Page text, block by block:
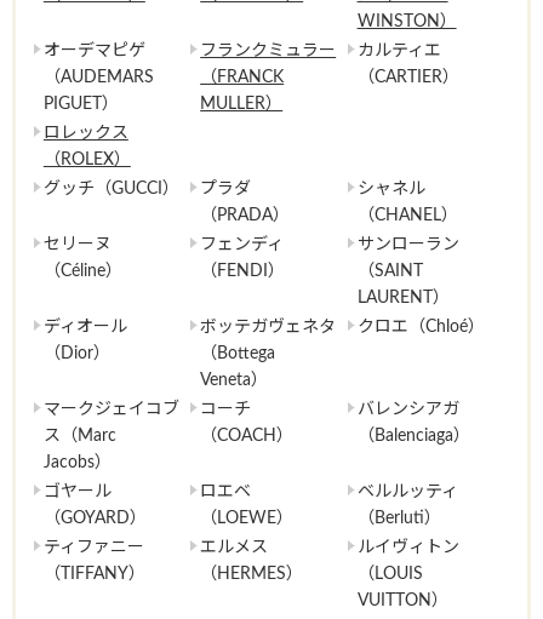
WINSTON）
オーデマピゲ
（AUDEMARS
PIGUET）
フランクミュラー
（FRANCK
MULLER）
カルティエ
（CARTIER）
ロレックス
（ROLEX）
グッチ（GUCCI）
プラダ
（PRADA）
シャネル
（CHANEL）
セリーヌ
（Céline）
フェンディ
（FENDI）
サンローラン
（SAINT
LAURENT）
ディオール
（Dior）
ボッテガヴェネタ
（Bottega
Veneta）
クロエ（Chloé）
マークジェイコブ
ス（Marc
Jacobs）
コーチ
（COACH）
バレンシアガ
（Balenciaga）
ゴヤール
（GOYARD）
ロエベ
（LOEWE）
ベルルッティ
（Berluti）
ティファニー
（TIFFANY）
エルメス
（HERMES）
ルイヴィトン
（LOUIS
VUITTON）